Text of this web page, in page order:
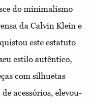
do minimalismo
da Calvin Klein e
este estatuto
estilo autêntico,
com silhuetas
acessórios, elevou-